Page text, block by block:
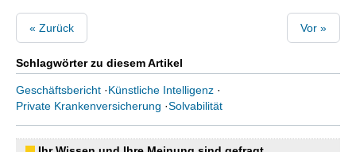
« Zurück Vor »
Schlagwörter zu diesem Artikel
Geschäftsbericht ·Künstliche Intelligenz ·
Private Krankenversicherung ·Solvabilität